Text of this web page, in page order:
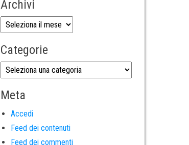
Archivi
Categorie
Meta
Accedi
Feed dei contenuti
Feed dei commenti